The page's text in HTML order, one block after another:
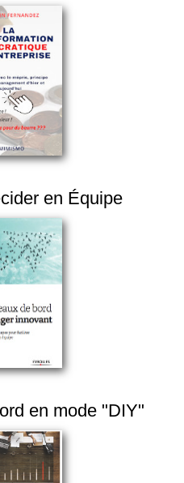
en Équipe
en mode "DIY"